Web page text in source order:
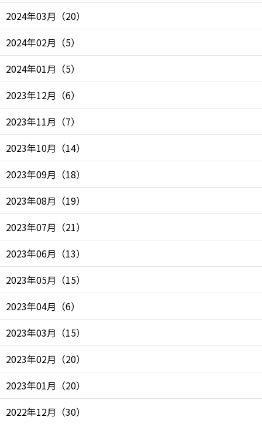
2024年03月 （20）
2024年02月 （5）
2024年01月 （5）
2023年12月 （6）
2023年11月 （7）
2023年10月 （14）
2023年09月 （18）
2023年08月 （19）
2023年07月 （21）
2023年06月 （13）
2023年05月 （15）
2023年04月 （6）
2023年03月 （15）
2023年02月 （20）
2023年01月 （20）
2022年12月 （30）